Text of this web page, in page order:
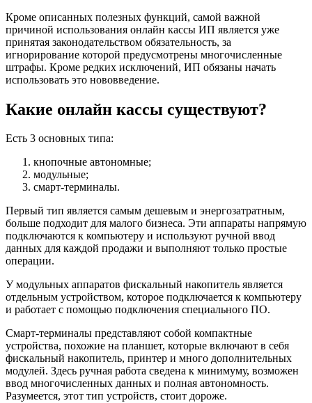
Кроме описанных полезных функций, самой важной
причиной использования онлайн кассы ИП является уже
принятая законодательством обязательность, за
игнорирование которой предусмотрены многочисленные
штрафы. Кроме редких исключений, ИП обязаны начать
использовать это нововведение.
Какие онлайн кассы существуют?
Есть 3 основных типа:
кнопочные автономные;
модульные;
смарт-терминалы.
Первый тип является самым дешевым и энергозатратным,
больше подходит для малого бизнеса. Эти аппараты напрямую
подключаются к компьютеру и используют ручной ввод
данных для каждой продажи и выполняют только простые
операции.
У модульных аппаратов фискальный накопитель является
отдельным устройством, которое подключается к компьютеру
и работает с помощью подключения специального ПО.
Смарт-терминалы представляют собой компактные
устройства, похожие на планшет, которые включают в себя
фискальный накопитель, принтер и много дополнительных
модулей. Здесь ручная работа сведена к минимуму, возможен
ввод многочисленных данных и полная автономность.
Разумеется, этот тип устройств, стоит дороже.